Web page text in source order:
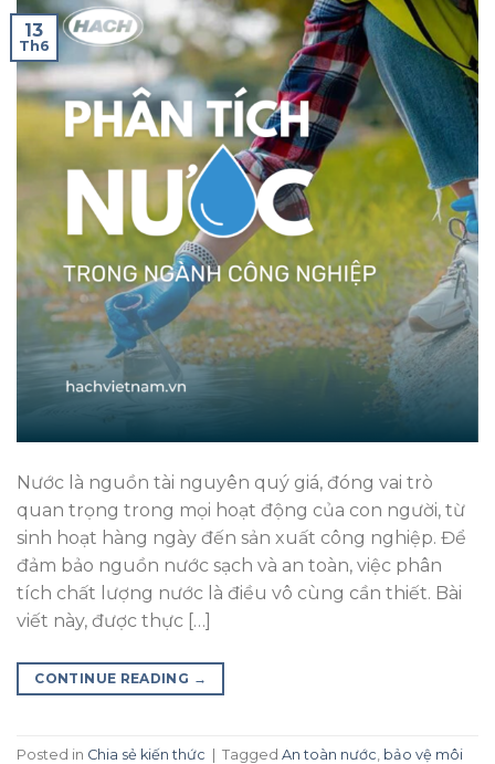
13
Th6
Nước là nguồn tài nguyên quý giá, đóng vai trò
quan trọng trong mọi hoạt động của con người, từ
sinh hoạt hàng ngày đến sản xuất công nghiệp. Để
đảm bảo nguồn nước sạch và an toàn, việc phân
tích chất lượng nước là điều vô cùng cần thiết. Bài
viết này, được thực […]
CONTINUE READING →
Posted in Chia sẻ kiến thức | Tagged An toàn nước bảo vệ môi